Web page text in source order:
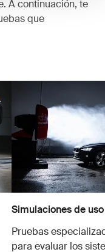
A continuación, te
que
Simulaciones de
Pruebas
para evaluar los